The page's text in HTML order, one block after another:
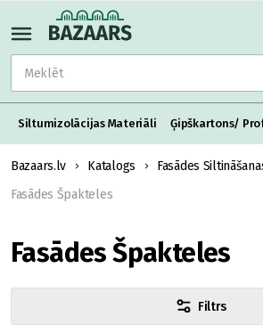
Siltumizolācijas Materiāli Ģipškartons/
Bazaars.lv Katalogs
Fasādes
Fasādes Špakteles
Fasādes Špakteles
Filtrs